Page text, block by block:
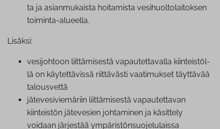
ta ja asian­mu­kais­ta hoitamista ve­si­huol­to­lai­tok­sen
toiminta-alueella.
Lisäksi:
vesijohtoon liit­tä­mi­ses­tä va­pau­tet­ta­val­la kiin­teis­töl­
lä on käy­tet­tä­vis­sä riittävästi vaatimukset täyttävää
talousvettä
jä­te­ve­si­vie­mä­riin liit­tä­mi­ses­tä va­pau­tet­ta­van
kiinteistön jätevesien johtaminen ja käsittely
voidaan järjestää ym­pä­ris­tön­suo­je­lu­lais­sa